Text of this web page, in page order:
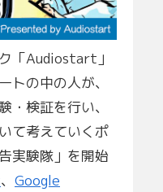
「Audiostart」
トの中の人が、
・検証を行い、
て考えていくポ
実験隊」を開始
、 Google